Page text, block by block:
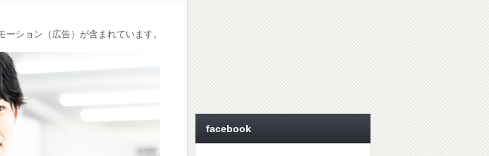
ション（広告）が含まれています。
facebook